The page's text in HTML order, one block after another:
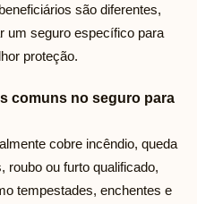
são diferentes,
um seguro específico para
proteção.
comuns no seguro para
cobre incêndio, queda
roubo ou furto qualificado,
tempestades, enchentes e